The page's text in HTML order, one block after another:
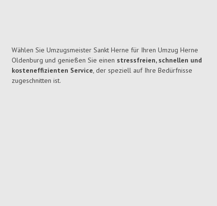
Wählen Sie Umzugsmeister Sankt Herne für Ihren Umzug Herne
Oldenburg und genießen Sie einen stressfreien, schnellen und
kosteneffizienten Service, der speziell auf Ihre Bedürfnisse
zugeschnitten ist.